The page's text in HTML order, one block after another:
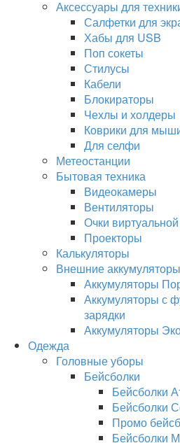
Аксессуары для
Салфетки для
Хабы для USB
Поп сокеты
Стилусы
Кабели
Блокираторы
Чехлы и холдеры
Коврики для
Для селфи
Метеостанции
Бытовая техника
Видеокамеры
Вентиляторы
Очки
Проекторы
Калькуляторы
Внешние аккумуляторы
Аккумуляторы
Аккумуляторы с
зарядки
Аккумуляторы
Одежда
Головные уборы
Бейсболки
Бейсболки
Бейсболки
Промо
Бейсболки